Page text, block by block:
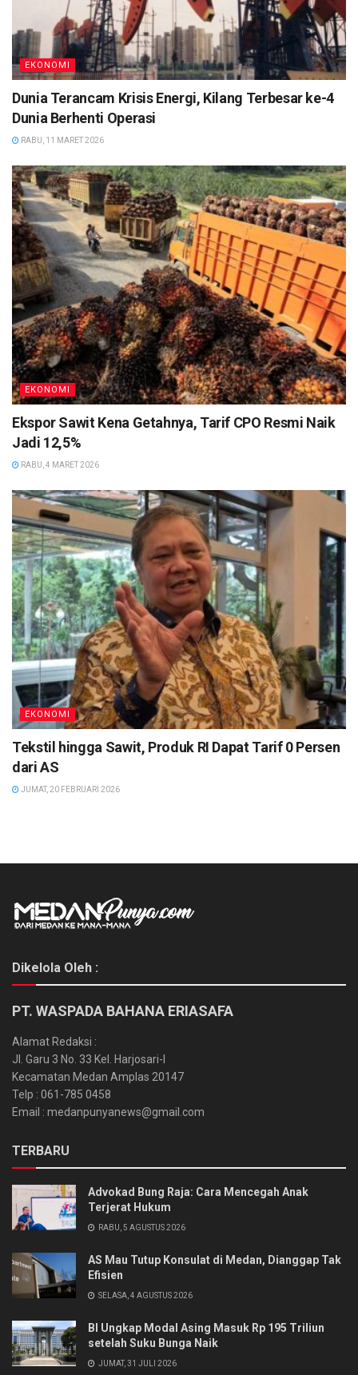
EKONOMI
Dunia Terancam Krisis Energi, Kilang Terbesar ke-4
Dunia Berhenti Operasi
RABU, 11 MARET 2026
EKONOMI
Ekspor Sawit Kena Getahnya, Tarif CPO Resmi Naik
Jadi 12,5%
RABU, 4 MARET 2026
EKONOMI
Tekstil hingga Sawit, Produk RI Dapat Tarif 0 Persen
dari AS
JUMAT, 20 FEBRUARI 2026
Dikelola Oleh :
PT. WASPADA BAHANA ERIASAFA
Alamat Redaksi :
Jl. Garu 3 No. 33 Kel. Harjosari-I
Kecamatan Medan Amplas 20147
Telp : 061-785 0458
Email : medanpunyanews@gmail.com
TERBARU
Advokad Bung Raja: Cara Mencegah Anak
Terjerat Hukum
RABU, 5 AGUSTUS 2026
AS Mau Tutup Konsulat di Medan, Dianggap Tak
Efisien
SELASA, 4 AGUSTUS 2026
BI Ungkap Modal Asing Masuk Rp 195 Triliun
setelah Suku Bunga Naik
JUMAT, 31 JULI 2026